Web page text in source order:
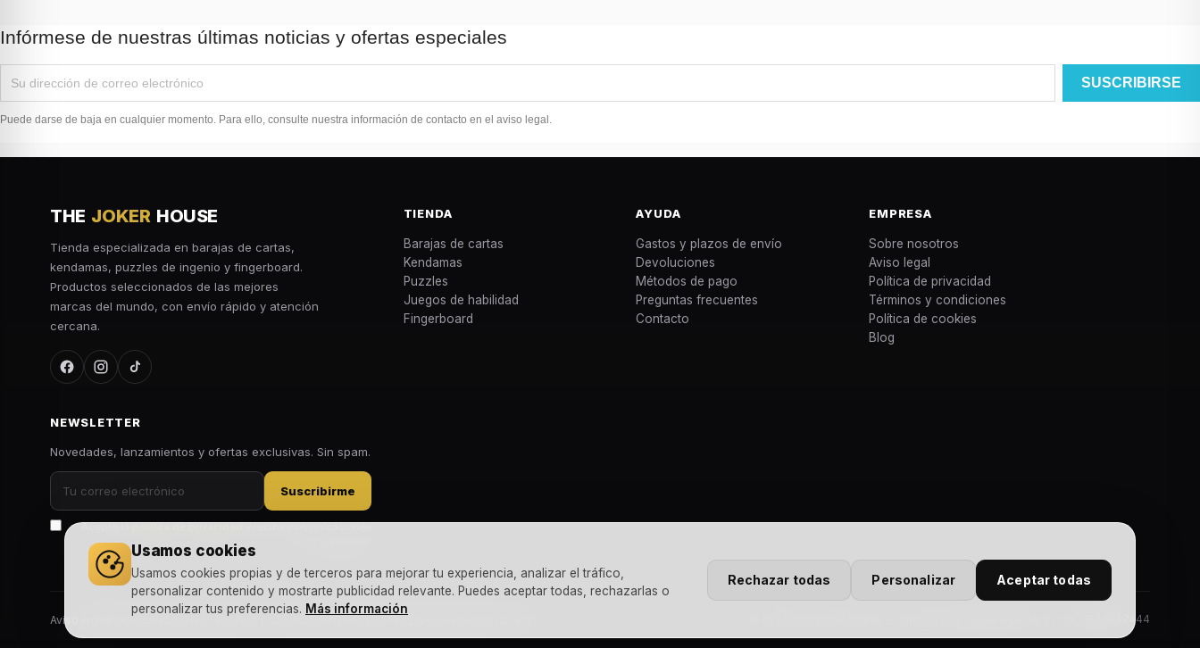
Usamos cookies
Usamos cookies propias y de terceros para mejorar tu experiencia, analizar el tráfico,
personalizar contenido y mostrarte publicidad relevante. Puedes aceptar todas, rechazarlas o
personalizar tus preferencias. Más información
Rechazar todas Personalizar Aceptar todas
Infórmese de nuestras últimas noticias y ofertas especiales
Puede darse de baja en cualquier momento. Para ello, consulte nuestra información de contacto en el aviso legal.
THE JOKER HOUSE
Tienda especializada en barajas de cartas,
kendamas, puzzles de ingenio y fingerboard.
Productos seleccionados de las mejores
marcas del mundo, con envío rápido y atención
cercana.
TIENDA
Barajas de cartas
Kendamas
Puzzles
Juegos de habilidad
Fingerboard
AYUDA
Gastos y plazos de envío
Devoluciones
Métodos de pago
Preguntas frecuentes
Contacto
EMPRESA
Sobre nosotros
Aviso legal
Política de privacidad
Términos y condiciones
Política de cookies
Blog
NEWSLETTER
Novedades, lanzamientos y ofertas exclusivas. Sin spam.
Suscribirme
Acepto lapolítica de privacidady recibir comunicaciones
Aviso legal Privacidad Términos y condiciones © 2026 The Joker House — Site Factory Digital Agency S.L · NIF B88047444